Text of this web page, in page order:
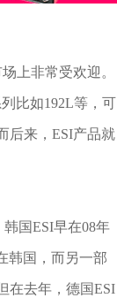
上非常受欢迎。
比如192L等，可
后来，ESI产品就
国ESI早在08年
韩国，而另一部
在去年，德国ESI